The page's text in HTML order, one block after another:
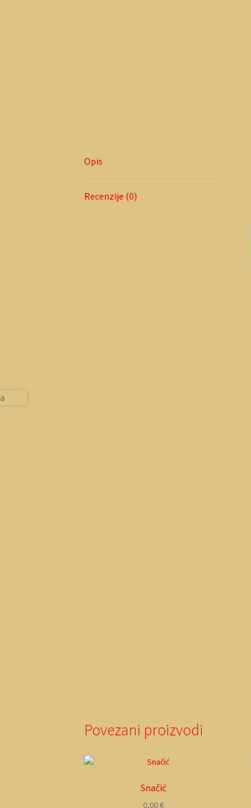
Opis
Recenzije (0)
Povezani proizvodi
Snačić
0,00€